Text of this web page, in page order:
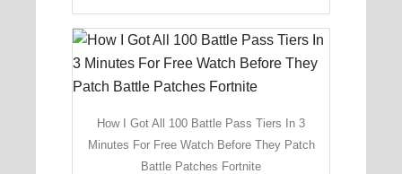
How I Got All 100 Battle Pass Tiers In 3
Minutes For Free Watch Before They Patch
Battle Patches Fortnite